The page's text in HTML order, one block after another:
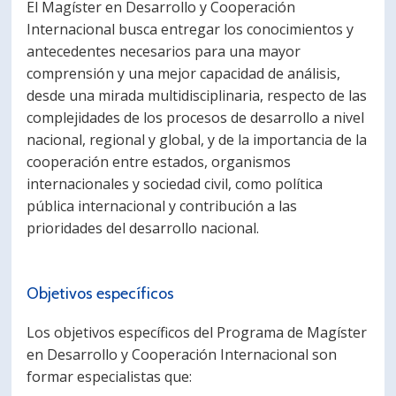
El Magíster en Desarrollo y Cooperación
Internacional busca entregar los conocimientos y
antecedentes necesarios para una mayor
comprensión y una mejor capacidad de análisis,
desde una mirada multidisciplinaria, respecto de las
complejidades de los procesos de desarrollo a nivel
nacional, regional y global, y de la importancia de la
cooperación entre estados, organismos
internacionales y sociedad civil, como política
pública internacional y contribución a las
prioridades del desarrollo nacional.
Objetivos específicos
Los objetivos específicos del Programa de Magíster
en Desarrollo y Cooperación Internacional son
formar especialistas que: